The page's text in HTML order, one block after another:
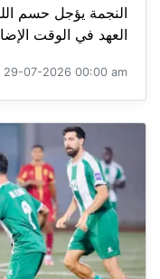
النجمة يؤجل حسم
العهد في الوقت الإضافي 2-1، في
29-07-2026 00:00 am